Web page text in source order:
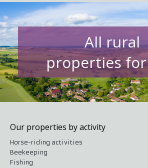
All rural
properties for
Our properties by activity
Horse-riding activities
Beekeeping
Fishing